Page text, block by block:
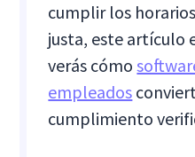
cumplir los
justa, este artículo
verás cómo
empleados
cumplimiento